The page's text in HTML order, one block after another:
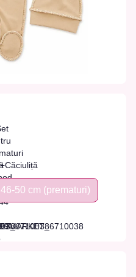
46-50 cm (prematuri)